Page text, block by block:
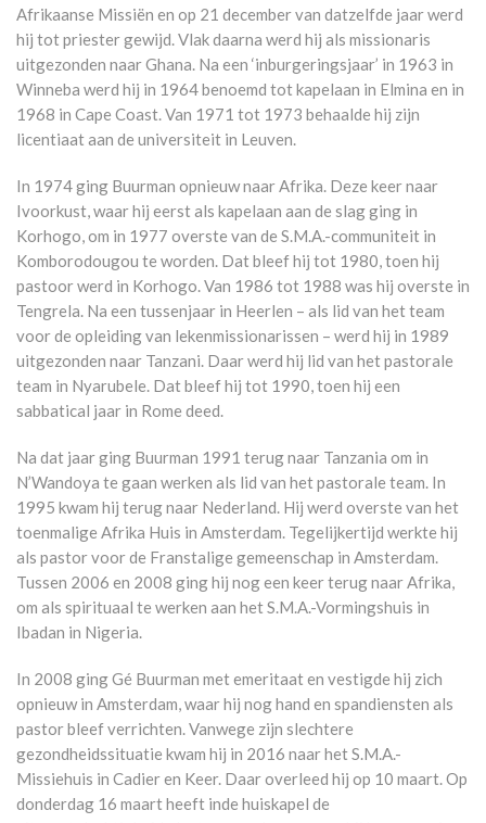
Afrikaanse Missiën en op 21 december van datzelfde jaar werd
hij tot priester gewijd. Vlak daarna werd hij als missionaris
uitgezonden naar Ghana. Na een ‘inburgeringsjaar’ in 1963 in
Winneba werd hij in 1964 benoemd tot kapelaan in Elmina en in
1968 in Cape Coast. Van 1971 tot 1973 behaalde hij zijn
licentiaat aan de universiteit in Leuven.
In 1974 ging Buurman opnieuw naar Afrika. Deze keer naar
Ivoorkust, waar hij eerst als kapelaan aan de slag ging in
Korhogo, om in 1977 overste van de S.M.A.-communiteit in
Komborodougou te worden. Dat bleef hij tot 1980, toen hij
pastoor werd in Korhogo. Van 1986 tot 1988 was hij overste in
Tengrela. Na een tussenjaar in Heerlen – als lid van het team
voor de opleiding van lekenmissionarissen – werd hij in 1989
uitgezonden naar Tanzani. Daar werd hij lid van het pastorale
team in Nyarubele. Dat bleef hij tot 1990, toen hij een
sabbatical jaar in Rome deed.
Na dat jaar ging Buurman 1991 terug naar Tanzania om in
N’Wandoya te gaan werken als lid van het pastorale team. In
1995 kwam hij terug naar Nederland. Hij werd overste van het
toenmalige Afrika Huis in Amsterdam. Tegelijkertijd werkte hij
als pastor voor de Franstalige gemeenschap in Amsterdam.
Tussen 2006 en 2008 ging hij nog een keer terug naar Afrika,
om als spirituaal te werken aan het S.M.A.-Vormingshuis in
Ibadan in Nigeria.
In 2008 ging Gé Buurman met emeritaat en vestigde hij zich
opnieuw in Amsterdam, waar hij nog hand en spandiensten als
pastor bleef verrichten. Vanwege zijn slechtere
gezondheidssituatie kwam hij in 2016 naar het S.M.A.-
Missiehuis in Cadier en Keer. Daar overleed hij op 10 maart. Op
donderdag 16 maart heeft inde huiskapel de